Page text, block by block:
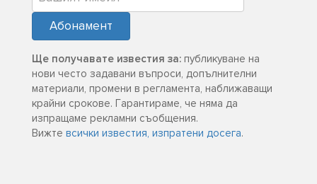
Абонамент
Ще получавате известия за:публикуване на
нови често задавани въпроси, допълнителни
материали, промени в регламента, наближаващи
крайни срокове. Гарантираме, че няма да
изпращаме рекламни съобщения.
Вижте всички известия, изпратени досега.